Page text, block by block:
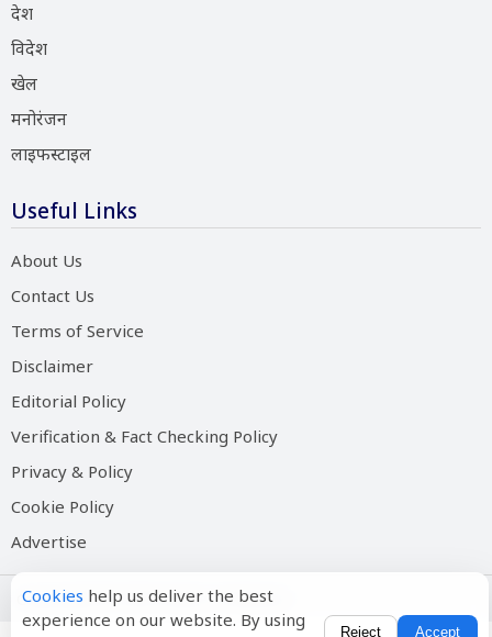
देश
विदेश
खेल
मनोरंजन
लाइफस्टाइल
Useful Links
About Us
Contact Us
Terms of Service
Disclaimer
Editorial Policy
Verification & Fact Checking Policy
Privacy & Policy
Cookie Policy
Advertise
Copyright © 2026 Salam Hindustan
Cookies help us deliver the best
experience on our website. By using
Reject Accept